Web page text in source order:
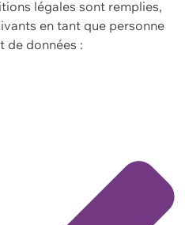
légales sont remplies,
en tant que personne
de données :